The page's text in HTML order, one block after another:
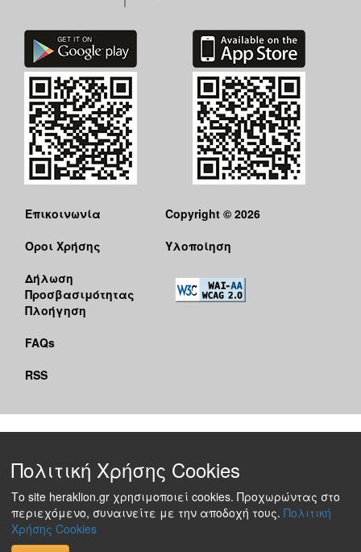
Επικοινωνία
Όροι Χρήσης
Δήλωση
Προσβασιμότητας
Πλοήγηση
FAQs
RSS
Copyright © 2026
Υλοποίηση
Πολιτική Χρήσης Cookies
Το site heraklion.gr χρησιμοποιεί cookies. Προχωρώντας στο
περιεχόμενο, συναινείτε με την αποδοχή τους. Πολιτική
Χρήσης Cookies